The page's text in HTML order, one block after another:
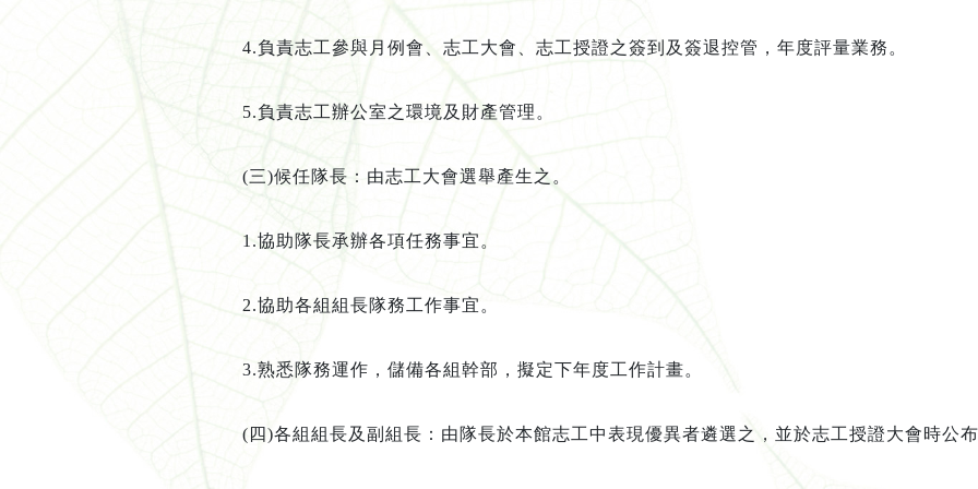
4.負責志工參與月例會、志工大會、志工授證之簽到及簽退控管，年度評量業務。
5.負責志工辦公室之環境及財產管理。
(三)候任隊長 ： 由志工大會選舉產生之。
1.協助隊長承辦各項任務事宜。
2.協助各組組長隊務工作事宜。
3.熟悉隊務運作，儲備各組幹部，擬定下年度工作計畫。
( 四)各組組長及副組長 ： 由隊長於本館志工中表現優異者遴選之，並於志工授證大會時公